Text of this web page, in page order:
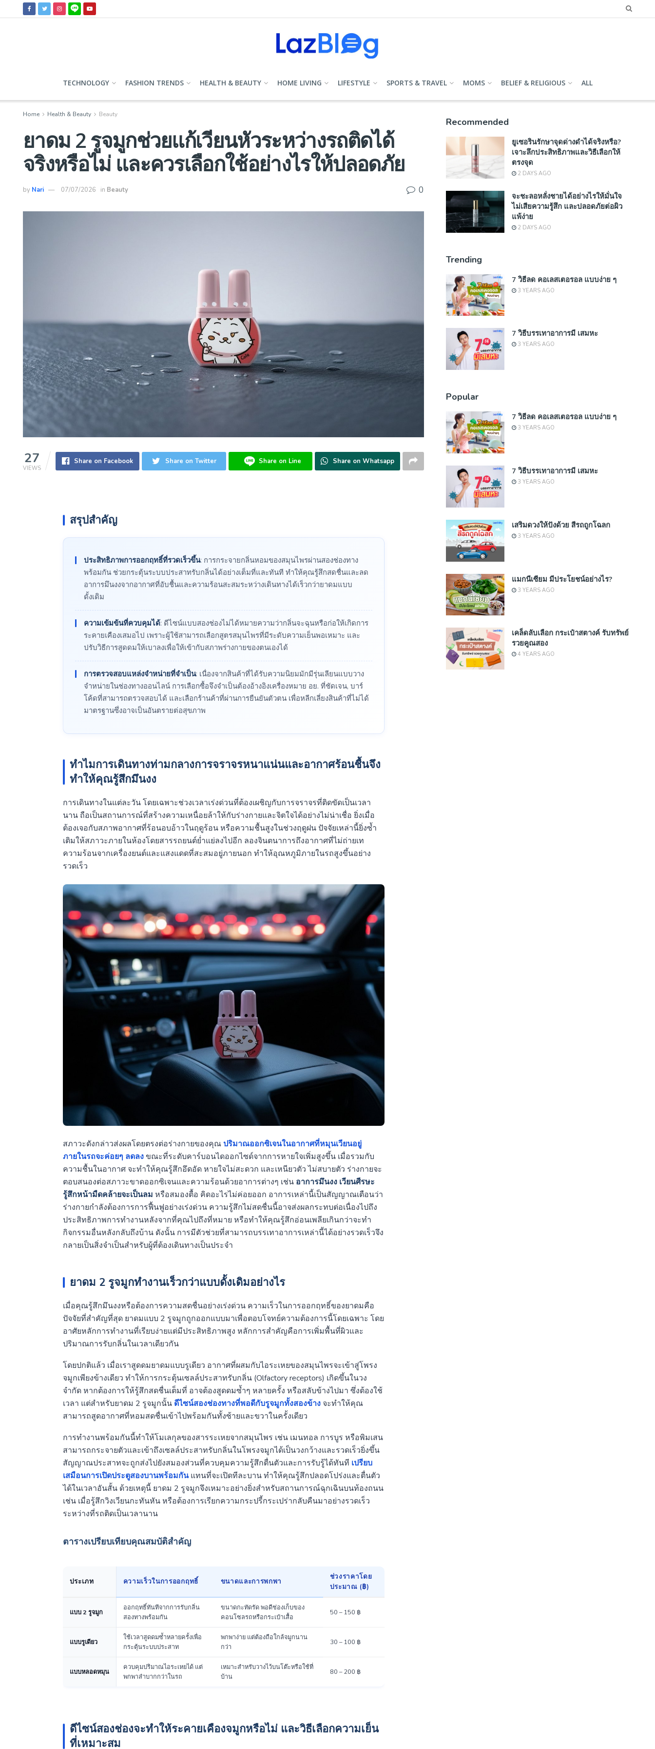
TECHNOLOGY FASHION TRENDS HEALTH & BEAUTY HOME LIVING LIFESTYLE SPORTS & TRAVEL MOMS BELIEF & RELIGIOUS ALL
Home Health & Beauty Beauty
ยาดม 2 รูจมูกช่วยแก้เวียนหัวระหว่างรถติดได้
จริงหรือไม่ และควรเลือกใช้อย่างไรให้ปลอดภัย
by Nari 07/07/2026 in Beauty 0
27
VIEWS
Share on Facebook Share on Twitter Share on Line Share on Whatsapp
สรุปสำคัญ
ประสิทธิภาพการออกฤทธิ์ที่รวดเร็วขึ้น: การกระจายกลิ่นหอมของสมุนไพรผ่านสองช่องทาง
พร้อมกัน ช่วยกระตุ้นระบบประสาทรับกลิ่นได้อย่างเต็มที่และทันที ทำให้คุณรู้สึกสดชื่นและลด
อาการมึนงงจากอากาศที่อับชื้นและความร้อนสะสมระหว่างเดินทางได้เร็วกว่ายาดมแบบ
ดั้งเดิม
ความเข้มข้นที่ควบคุมได้: ดีไซน์แบบสองช่องไม่ได้หมายความว่ากลิ่นจะฉุนหรือก่อให้เกิดการ
ระคายเคืองเสมอไป เพราะผู้ใช้สามารถเลือกสูตรสมุนไพรที่มีระดับความเย็นพอเหมาะ และ
ปรับวิธีการสูดดมให้เบาลงเพื่อให้เข้ากับสภาพร่างกายของตนเองได้
การตรวจสอบแหล่งจำหน่ายที่จำเป็น: เนื่องจากสินค้าที่ได้รับความนิยมมักมีรุ่นเลียนแบบวาง
จำหน่ายในช่องทางออนไลน์ การเลือกซื้อจึงจำเป็นต้องอ้างอิงเครื่องหมาย อย. ที่ชัดเจน, บาร์
โค้ดที่สามารถตรวจสอบได้ และเลือกร้านค้าที่ผ่านการยืนยันตัวตน เพื่อหลีกเลี่ยงสินค้าที่ไม่ได้
มาตรฐานซึ่งอาจเป็นอันตรายต่อสุขภาพ
ทำไมการเดินทางท่ามกลางการจราจรหนาแน่นและอากาศร้อนชื้นจึง
ทำให้คุณรู้สึกมึนงง
การเดินทางในแต่ละวัน โดยเฉพาะช่วงเวลาเร่งด่วนที่ต้องเผชิญกับการจราจรที่ติดขัดเป็นเวลา
นาน ถือเป็นสถานการณ์ที่สร้างความเหนื่อยล้าให้กับร่างกายและจิตใจได้อย่างไม่น่าเชื่อ ยิ่งเมื่อ
ต้องเจอกับสภาพอากาศที่ร้อนอบอ้าวในฤดูร้อน หรือความชื้นสูงในช่วงฤดูฝน ปัจจัยเหล่านี้ยิ่งซ้ำ
เติมให้สภาวะภายในห้องโดยสารรถยนต์ย่ำแย่ลงไปอีก ลองจินตนาการถึงอากาศที่ไม่ถ่ายเท
ความร้อนจากเครื่องยนต์และแสงแดดที่สะสมอยู่ภายนอก ทำให้อุณหภูมิภายในรถสูงขึ้นอย่าง
รวดเร็ว
สภาวะดังกล่าวส่งผลโดยตรงต่อร่างกายของคุณ ปริมาณออกซิเจนในอากาศที่หมุนเวียนอยู่
ภายในรถจะค่อยๆ ลดลงขณะที่ระดับคาร์บอนไดออกไซด์จากการหายใจเพิ่มสูงขึ้น เมื่อรวมกับ
ความชื้นในอากาศ จะทำให้คุณรู้สึกอึดอัด หายใจไม่สะดวก และเหนียวตัว ไม่สบายตัว ร่างกายจะ
ตอบสนองต่อสภาวะขาดออกซิเจนและความร้อนด้วยอาการต่างๆ เช่น อาการมึนงง เวียนศีรษะ
รู้สึกหน้ามืดคล้ายจะเป็นลม หรือสมองตื้อ คิดอะไรไม่ค่อยออก อาการเหล่านี้เป็นสัญญาณเตือนว่า
ร่างกายกำลังต้องการการฟื้นฟูอย่างเร่งด่วน ความรู้สึกไม่สดชื่นนี้อาจส่งผลกระทบต่อเนื่องไปถึง
ประสิทธิภาพการทำงานหลังจากที่คุณไปถึงที่หมาย หรือทำให้คุณรู้สึกอ่อนเพลียเกินกว่าจะทำ
กิจกรรมอื่นหลังกลับถึงบ้าน ดังนั้น การมีตัวช่วยที่สามารถบรรเทาอาการเหล่านี้ได้อย่างรวดเร็วจึง
กลายเป็นสิ่งจำเป็นสำหรับผู้ที่ต้องเดินทางเป็นประจำ
ยาดม 2 รูจมูกทำงานเร็วกว่าแบบดั้งเดิมอย่างไร
เมื่อคุณรู้สึกมึนงงหรือต้องการความสดชื่นอย่างเร่งด่วน ความเร็วในการออกฤทธิ์ของยาดมคือ
ปัจจัยที่สำคัญที่สุด ยาดมแบบ 2 รูจมูกถูกออกแบบมาเพื่อตอบโจทย์ความต้องการนี้โดยเฉพาะ โดย
อาศัยหลักการทำงานที่เรียบง่ายแต่มีประสิทธิภาพสูง หลักการสำคัญคือการเพิ่มพื้นที่ผิวและ
ปริมาณการรับกลิ่นในเวลาเดียวกัน
โดยปกติแล้ว เมื่อเราสูดดมยาดมแบบรูเดียว อากาศที่ผสมกับไอระเหยของสมุนไพรจะเข้าสู่โพรง
จมูกเพียงข้างเดียว ทำให้การกระตุ้นเซลล์ประสาทรับกลิ่น (Olfactory receptors) เกิดขึ้นในวง
จำกัด หากต้องการให้รู้สึกสดชื่นเต็มที่ อาจต้องสูดดมซ้ำๆ หลายครั้ง หรือสลับข้างไปมา ซึ่งต้องใช้
เวลา แต่สำหรับยาดม 2 รูจมูกนั้น ดีไซน์สองช่องทางที่พอดีกับรูจมูกทั้งสองข้างจะทำให้คุณ
สามารถสูดอากาศที่หอมสดชื่นเข้าไปพร้อมกันทั้งซ้ายและขวาในครั้งเดียว
การทำงานพร้อมกันนี้ทำให้โมเลกุลของสารระเหยจากสมุนไพร เช่น เมนทอล การบูร หรือพิมเสน
สามารถกระจายตัวและเข้าถึงเซลล์ประสาทรับกลิ่นในโพรงจมูกได้เป็นวงกว้างและรวดเร็วยิ่งขึ้น
สัญญาณประสาทจะถูกส่งไปยังสมองส่วนที่ควบคุมความรู้สึกตื่นตัวและการรับรู้ได้ทันที เปรียบ
เสมือนการเปิดประตูสองบานพร้อมกันแทนที่จะเปิดทีละบาน ทำให้คุณรู้สึกปลอดโปร่งและตื่นตัว
ได้ในเวลาอันสั้น ด้วยเหตุนี้ ยาดม 2 รูจมูกจึงเหมาะอย่างยิ่งสำหรับสถานการณ์ฉุกเฉินบนท้องถนน
เช่น เมื่อรู้สึกวิงเวียนกะทันหัน หรือต้องการเรียกความกระปรี้กระเปร่ากลับคืนมาอย่างรวดเร็ว
ระหว่างที่รถติดเป็นเวลานาน
ตารางเปรียบเทียบคุณสมบัติสำคัญ
ประเภท ความเร็วในการออกฤทธิ์ ขนาดและการพกพา
ช่วงราคาโดย
ประมาณ (฿)
แบบ 2 รูจมูก
ออกฤทธิ์ทันทีจากการรับกลิ่น
สองทางพร้อมกัน
ขนาดกะทัดรัด พอดีช่องเก็บของ
คอนโซลรถหรือกระเป๋าเสื้อ
50 – 150 ฿
แบบรูเดียว
ใช้เวลาสูดดมซ้ำหลายครั้งเพื่อ
กระตุ้นระบบประสาท
พกพาง่าย แต่ต้องถือใกล้จมูกนาน
กว่า
30 – 100 ฿
แบบหลอดหมุน
ควบคุมปริมาณไอระเหยได้ แต่
พกพาลำบากกว่าในรถ
เหมาะสำหรับวางไว้บนโต๊ะหรือใช้ที่
บ้าน
80 – 200 ฿
ดีไซน์สองช่องจะทำให้ระคายเคืองจมูกหรือไม่ และวิธีเลือกความเย็น
ที่เหมาะสม
Recommended
ยูเซอรินรักษาจุดด่างดำได้จริงหรือ?
เจาะลึกประสิทธิภาพและวิธีเลือกให้
ตรงจุด
2 DAYS AGO
จะชะลอหลั่งชายได้อย่างไรให้มั่นใจ
ไม่เสียความรู้สึก และปลอดภัยต่อผิว
แพ้ง่าย
2 DAYS AGO
Trending
7 วิธีลด คอเลสเตอรอล แบบง่าย ๆ
3 YEARS AGO
7 วิธีบรรเทาอาการมี เสมหะ
3 YEARS AGO
Popular
7 วิธีลด คอเลสเตอรอล แบบง่าย ๆ
3 YEARS AGO
7 วิธีบรรเทาอาการมี เสมหะ
3 YEARS AGO
เสริมดวงให้ปังด้วย สีรถถูกโฉลก
3 YEARS AGO
แมกนีเซียม มีประโยชน์อย่างไร?
3 YEARS AGO
เคล็ดลับเลือก กระเป๋าสตางค์ รับทรัพย์
รวยคูณสอง
4 YEARS AGO